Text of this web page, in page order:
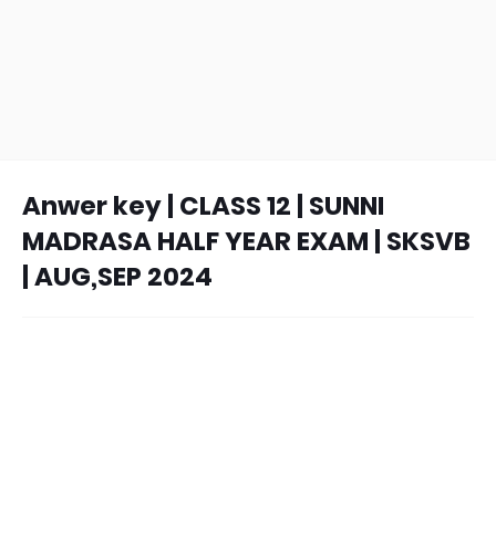
Anwer key | CLASS 12 | SUNNI
MADRASA HALF YEAR EXAM | SKSVB
| AUG,SEP 2024